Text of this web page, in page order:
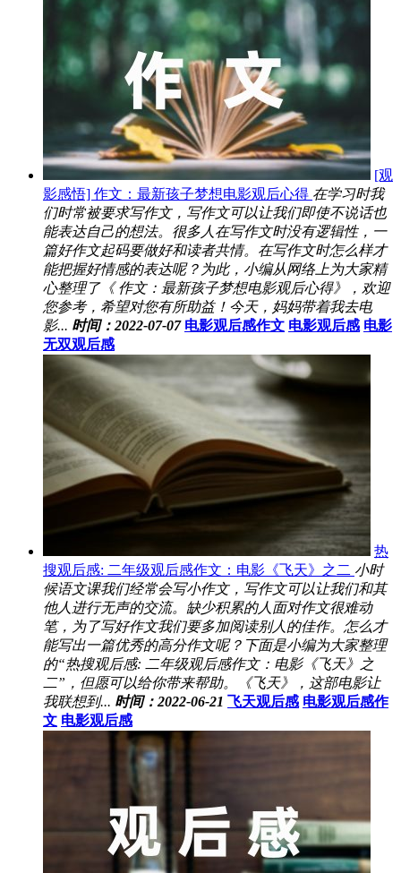
[观
影感悟] 作文：最新孩子梦想电影观后心得 在学习时我
们时常被要求写作文，写作文可以让我们即使不说话也
能表达自己的想法。很多人在写作文时没有逻辑性，一
篇好作文起码要做好和读者共情。在写作文时怎么样才
能把握好情感的表达呢？为此，小编从网络上为大家精
心整理了《 作文：最新孩子梦想电影观后心得》，欢迎
您参考，希望对您有所助益！今天，妈妈带着我去电
影... 时间：2022-07-07 电影观后感作文 电影观后感 电影
无双观后感
热
搜观后感: 二年级观后感作文：电影《飞天》之二 小时
候语文课我们经常会写小作文，写作文可以让我们和其
他人进行无声的交流。缺少积累的人面对作文很难动
笔，为了写好作文我们要多加阅读别人的佳作。怎么才
能写出一篇优秀的高分作文呢？下面是小编为大家整理
的“热搜观后感: 二年级观后感作文：电影《飞天》之
二”，但愿可以给你带来帮助。《飞天》，这部电影让
我联想到... 时间：2022-06-21 飞天观后感 电影观后感作
文 电影观后感